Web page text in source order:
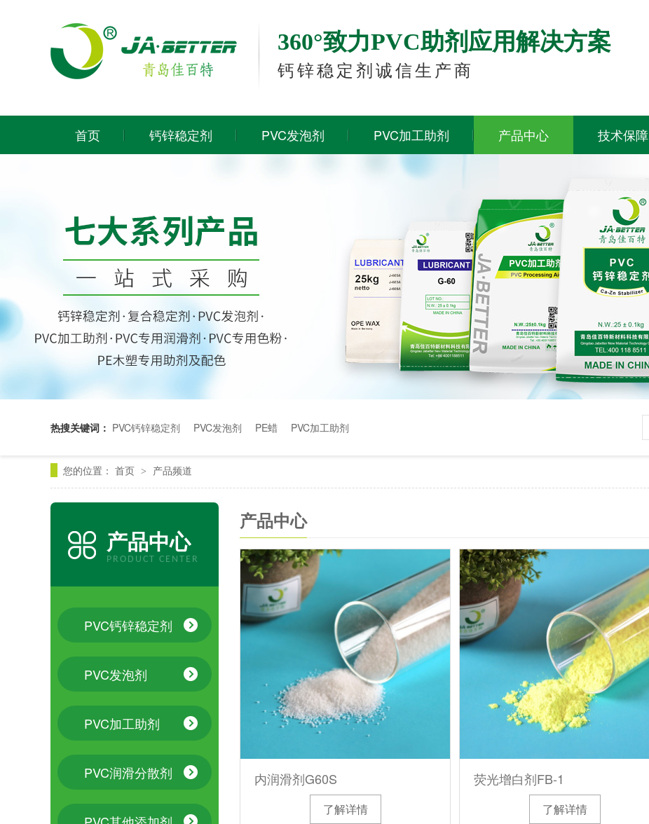
360°致力PVC助剂应用解决方案
钙锌稳定剂诚信生产商
首页 钙锌稳定剂 PVC发泡剂 PVC加工助剂 产品中心 技术保障
热搜关键词： PVC钙锌稳定剂 PVC发泡剂 PE蜡 PVC加工助剂
您的位置： 首页 > 产品频道
产品中心
内润滑剂G60S
了解详情
荧光增白剂FB-1
了解详情
产品中心
PRODUCT CENTER
PVC钙锌稳定剂
PVC发泡剂
PVC加工助剂
PVC润滑分散剂